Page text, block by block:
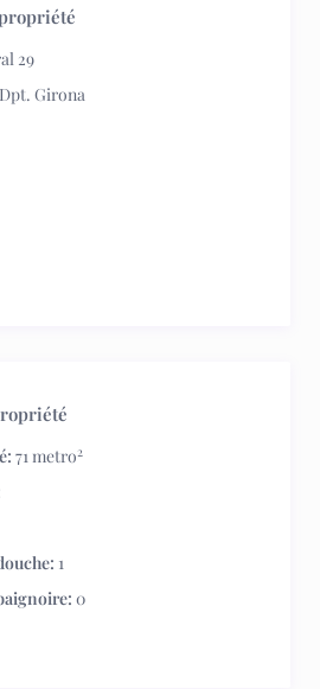
29
Dpt. Girona
71 metro2
1
0